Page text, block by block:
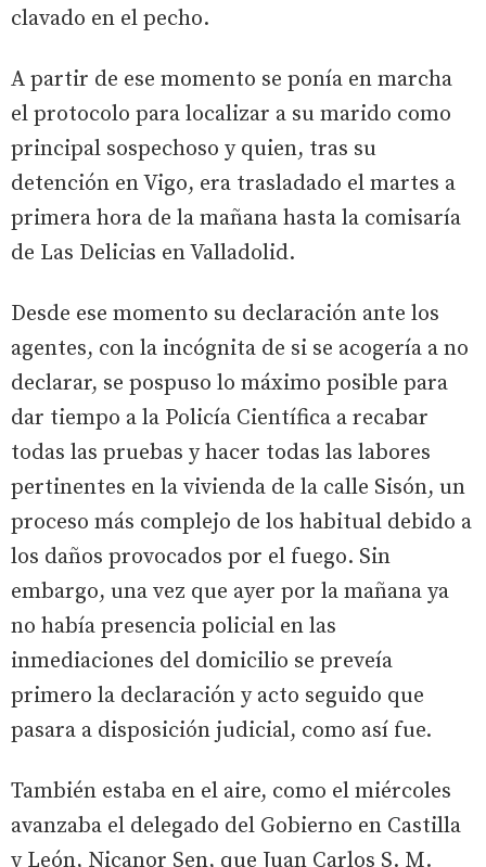
clavado en el pecho.
A partir de ese momento se ponía en marcha
el protocolo para localizar a su marido como
principal sospechoso y quien, tras su
detención en Vigo, era trasladado el martes a
primera hora de la mañana hasta la comisaría
de Las Delicias en Valladolid.
Desde ese momento su declaración ante los
agentes, con la incógnita de si se acogería a no
declarar, se pospuso lo máximo posible para
dar tiempo a la Policía Científica a recabar
todas las pruebas y hacer todas las labores
pertinentes en la vivienda de la calle Sisón, un
proceso más complejo de los habitual debido a
los daños provocados por el fuego. Sin
embargo, una vez que ayer por la mañana ya
no había presencia policial en las
inmediaciones del domicilio se preveía
primero la declaración y acto seguido que
pasara a disposición judicial, como así fue.
También estaba en el aire, como el miércoles
avanzaba el delegado del Gobierno en Castilla
y León, Nicanor Sen, que Juan Carlos S. M.